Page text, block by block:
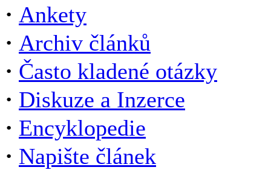
· Ankety
· Archiv článků
· Často kladené otázky
· Diskuze a Inzerce
· Encyklopedie
· Napište článek